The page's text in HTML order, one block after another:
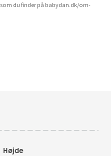
du finder på babydan.dk/om-
Højde